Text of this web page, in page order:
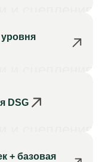
DSG
+ базовая